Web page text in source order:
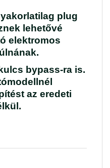
plug
lehetővé
elektromos
bypass-ra is.
az eredeti